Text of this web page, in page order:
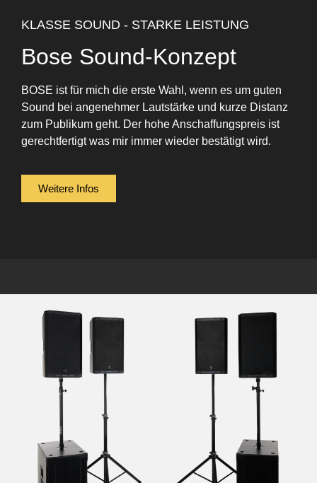
KLASSE SOUND - STARKE LEISTUNG
Bose Sound-Konzept
BOSE ist für mich die erste Wahl, wenn es um guten
Sound bei angenehmer Lautstärke und kurze Distanz
zum Publikum geht. Der hohe Anschaffungspreis ist
gerechtfertigt was mir immer wieder bestätigt wird.
Weitere Infos